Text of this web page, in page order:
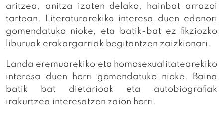
aritzea, anitza izaten delako, hainbat arrazoi
tartean. Literaturarekiko interesa duen edonori
gomendatuko nioke, eta batik-bat ez fikziozko
liburuak erakargarriak begitantzen zaizkionari.
Landa eremuarekiko eta homosexualitatearekiko
interesa duen horri gomendatuko nioke. Baina
batik bat dietarioak eta autobiografiak
irakurtzea interesatzen zaion horri.